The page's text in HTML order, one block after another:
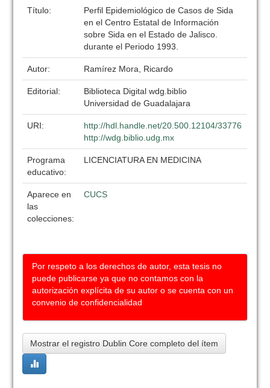
Título:
Perfil Epidemiológico de Casos de Sida
en el Centro Estatal de Información
sobre Sida en el Estado de Jalisco.
durante el Periodo 1993.
Autor: Ramírez Mora, Ricardo
Editorial:
Biblioteca Digital wdg.biblio
Universidad de Guadalajara
URI:
http://hdl.handle.net/20.500.12104/33776
http://wdg.biblio.udg.mx
Programa
educativo:
LICENCIATURA EN MEDICINA
Aparece en
las
colecciones:
CUCS
Por respeto a los derechos de autor, esta tesis no
puede publicarse ya que no contamos con la
autorización explícita de su autor o se cuenta con un
convenio de confidencialidad
Mostrar el registro Dublin Core completo del ítem